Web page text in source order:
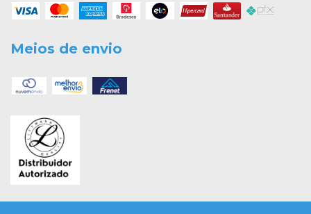
Meios de envio